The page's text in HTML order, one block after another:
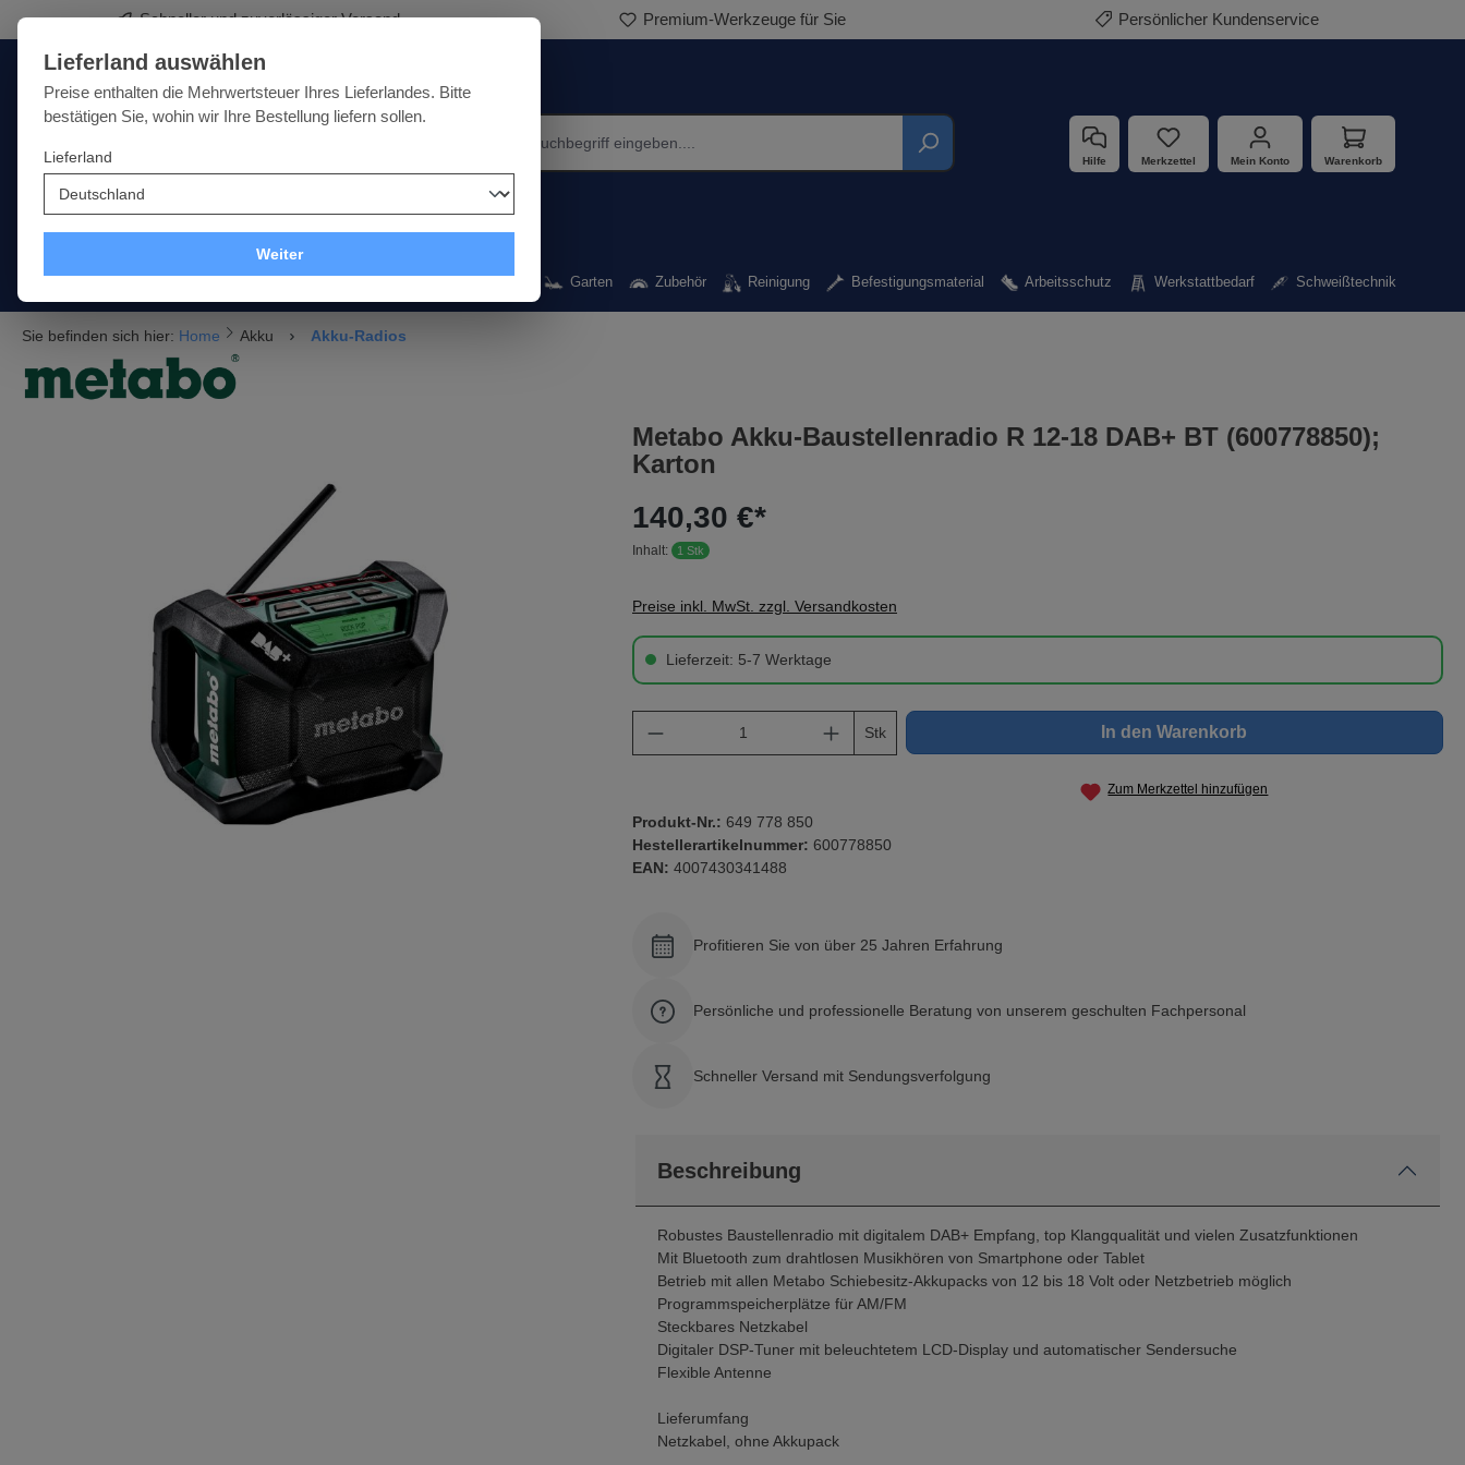
Zur Hauptnavigation springen
Schneller und zuverlässiger Versand Premium-Werkzeuge für Sie Persönlicher Kundenservice
Lieferland: Deutschland
Qualität · Vielfalt · Kompetenz - alles unter einem Dach
Hilfe Merkzettel Mein Konto Warenkorb
Garten Zubehör Reinigung Befestigungsmaterial Arbeitsschutz Werkstattbedarf Schweißtechnik
Sie befinden sich hier: Home Akku Akku-Radios
Metabo Akku-Baustellenradio R 12-18 DAB+ BT (600778850);
Karton
140,30 €*
Inhalt: 1 Stk
Preise inkl. MwSt. zzgl. Versandkosten
Lieferzeit: 5-7 Werktage
Produkt Anzahl: Gib den gewünschten Wert ein oder benutze die
Stk In den Warenkorb
Zum Merkzettel hinzufügen
Produkt-Nr.: 649 778 850
Hestellerartikelnummer: 600778850
EAN: 4007430341488
Profitieren Sie von über 25 Jahren Erfahrung
Persönliche und professionelle Beratung von unserem geschulten Fachpersonal
Schneller Versand mit Sendungsverfolgung
Beschreibung
Robustes Baustellenradio mit digitalem DAB+ Empfang, top Klangqualität und vielen Zusatzfunktionen
Mit Bluetooth zum drahtlosen Musikhören von Smartphone oder Tablet
Betrieb mit allen Metabo Schiebesitz-Akkupacks von 12 bis 18 Volt oder Netzbetrieb möglich
Programmspeicherplätze für AM/FM
Steckbares Netzkabel
Digitaler DSP-Tuner mit beleuchtetem LCD-Display und automatischer Sendersuche
Flexible Antenne
Lieferumfang
Netzkabel, ohne Akkupack
Lieferland auswählen
Preise enthalten die Mehrwertsteuer Ihres Lieferlandes. Bitte
bestätigen Sie, wohin wir Ihre Bestellung liefern sollen.
Lieferland
Weiter